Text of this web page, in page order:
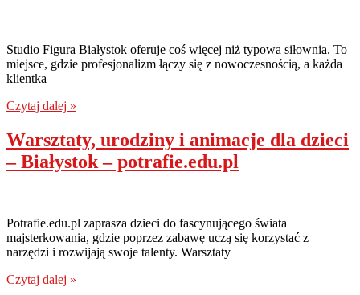
Studio Figura Białystok oferuje coś więcej niż typowa siłownia. To
miejsce, gdzie profesjonalizm łączy się z nowoczesnością, a każda
klientka
Czytaj dalej »
Warsztaty, urodziny i animacje dla dzieci
– Białystok – potrafie.edu.pl
Potrafie.edu.pl zaprasza dzieci do fascynującego świata
majsterkowania, gdzie poprzez zabawę uczą się korzystać z
narzędzi i rozwijają swoje talenty. Warsztaty
Czytaj dalej »